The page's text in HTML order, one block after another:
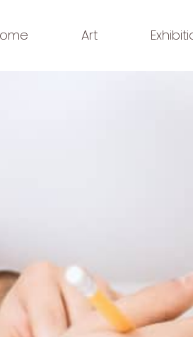
Art